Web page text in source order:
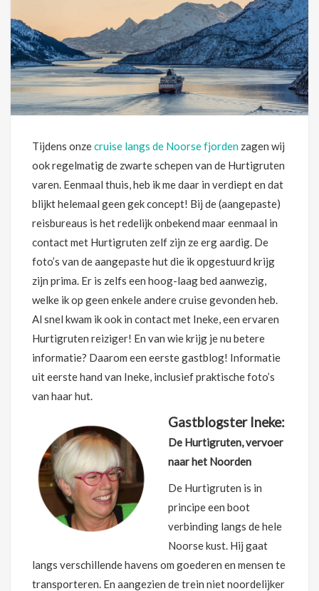
Tijdens onzecruise langs de Noorse fjorden zagen wij
ook regelmatig de zwarte schepen van de Hurtigruten
varen. Eenmaal thuis, heb ik me daar in verdiept en dat
blijkt helemaal geen gek concept! Bij de (aangepaste)
reisbureaus is het redelijk onbekend maar eenmaal in
contact met Hurtigruten zelf zijn ze erg aardig. De
foto’s van de aangepaste hut die ik opgestuurd krijg
zijn prima. Er is zelfs een hoog-laag bed aanwezig,
welke ik op geen enkele andere cruise gevonden heb.
Al snel kwam ik ook in contact met Ineke, een ervaren
Hurtigruten reiziger! En van wie krijg je nu betere
informatie? Daarom een eerste gastblog! Informatie
uit eerste hand van Ineke, inclusief praktische foto’s
van haar hut.
Gastblogster Ineke:
De Hurtigruten, vervoer
naar het Noorden
De Hurtigruten is in
principe een boot
verbinding langs de hele
Noorse kust. Hij gaat
langs verschillende havens om goederen en mensen te
transporteren. En aangezien de trein niet noordelijker